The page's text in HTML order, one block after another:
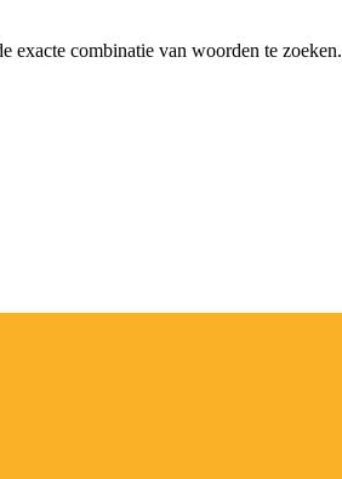
exacte combinatie van woorden te zoeken.